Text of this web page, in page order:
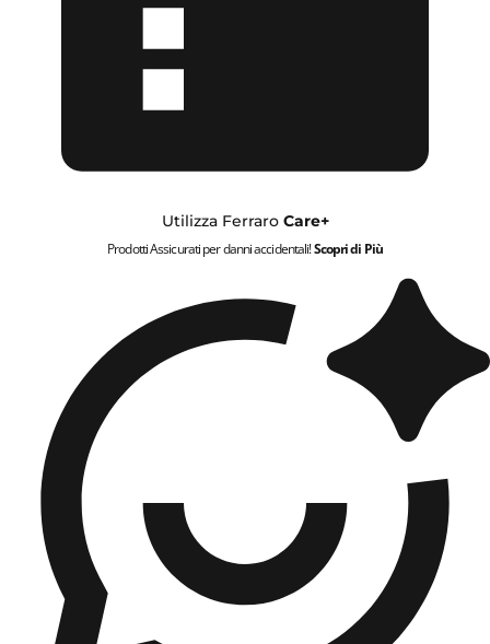
Utilizza Ferraro Care+
Prodotti Assicurati per danni accidentali!Scopri di Più